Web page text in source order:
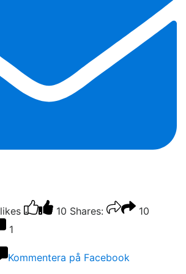
likes 10 Shares:
10
1
Kommentera på Facebook